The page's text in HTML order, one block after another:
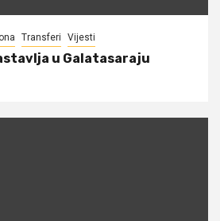
Transferi Vijesti
u Galatasaraju